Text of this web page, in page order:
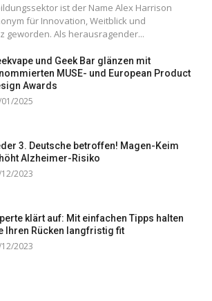
ist der Name Alex Harrison
für Innovation, Weitblick und
geworden. Als herausragender...
und Geek Bar glänzen mit
MUSE- und European Product
Awards
2025
3. Deutsche betroffen! Magen-Keim
Alzheimer-Risiko
2023
klärt auf: Mit einfachen Tipps halten
Ihren Rücken langfristig fit
2023